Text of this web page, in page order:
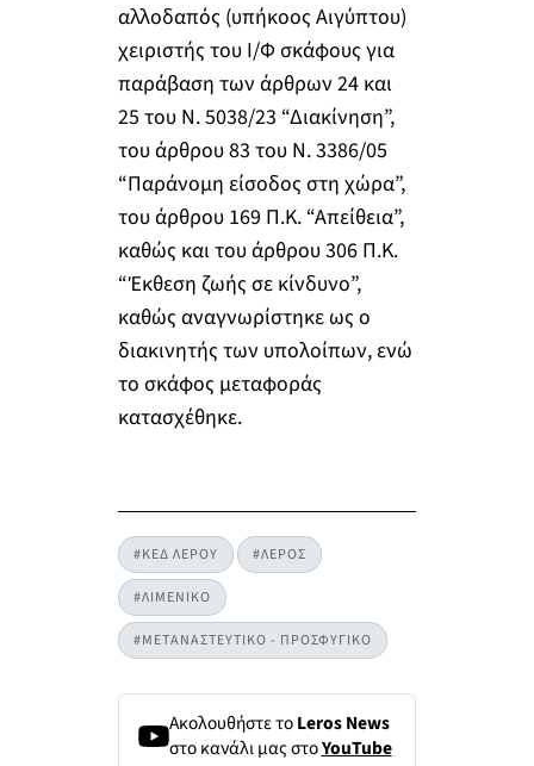
αλλοδαπός (υπήκοος Αιγύπτου)
χειριστής του Ι/Φ σκάφους για
παράβαση των άρθρων 24 και
25 του Ν. 5038/23 “Διακίνηση”,
του άρθρου 83 του Ν. 3386/05
“Παράνομη είσοδος στη χώρα”,
του άρθρου 169 Π.Κ. “Απείθεια”,
καθώς και του άρθρου 306 Π.Κ.
“Έκθεση ζωής σε κίνδυνο”,
καθώς αναγνωρίστηκε ως ο
διακινητής των υπολοίπων, ενώ
το σκάφος μεταφοράς
κατασχέθηκε.
#ΚΕΔ ΛΕΡΟΥ #ΛΕΡΟΣ
#ΛΙΜΕΝΙΚΟ
#ΜΕΤΑΝΑΣΤΕΥΤΙΚΟ - ΠΡΟΣΦΥΓΙΚΟ
Ακολουθήστε τοLeros News
στο κανάλι μας στοYouTube